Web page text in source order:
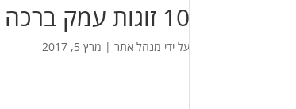
10 זוגות עמק ברכה 34
על ידי מנהל אתר | מרץ 5, 2017